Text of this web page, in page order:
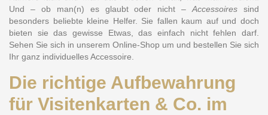
Und – ob man(n) es glaubt oder nicht –Accessoires sind
besonders beliebte kleine Helfer. Sie fallen kaum auf und doch
bieten sie das gewisse Etwas, das einfach nicht fehlen darf.
Sehen Sie sich in unserem Online-Shop um und bestellen Sie sich
Ihr ganz individuelles Accessoire.
Die richtige Aufbewahrung
für Visitenkarten & Co. im